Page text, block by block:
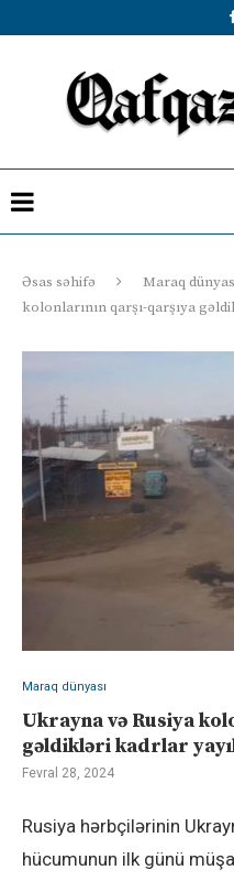
Əsas səhifə Maraq
kolonlarının qarşı-qarşıya
Maraq dünyası
Ukrayna və Rusiya
gəldikləri kadrlar
Fevral 28, 2024
Rusiya hərbçilərinin
hücumunun ilk günü